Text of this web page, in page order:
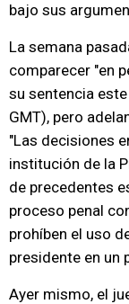
bajo sus
La semana
comparecer "en
su sentencia
GMT), pero
"Las decisiones
institución de la
de precedentes
proceso penal
prohíben el uso
presidente en un
Ayer mismo, el